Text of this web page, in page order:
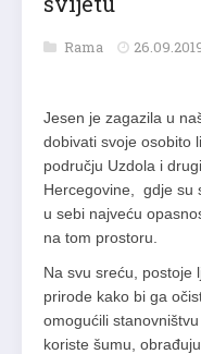
Rama
Jesen je zagazila u
dobivati svoje osobito
području Uzdola i
Hercegovine, gdje su
u sebi najveću
na tom prostoru.
Na svu sreću, postoje
prirode kako bi ga
omogućili
koriste šumu,